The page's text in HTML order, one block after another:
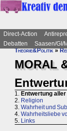
Direct-Action
Debatten
Saasen/GI/
Theorie&Politik»
MORAL
1. Entwertung
2. Religion
3. Wahrheit und
4. Wahrheitsliebe
5. Links